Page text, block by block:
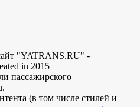
"YATRANS.RU" -
in 2015
пассажирского
(в том числе стилей и